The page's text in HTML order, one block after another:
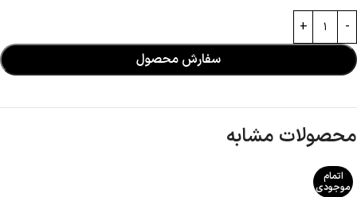
سفارش محصول
محصولات مشابه
اتمام
موجودی